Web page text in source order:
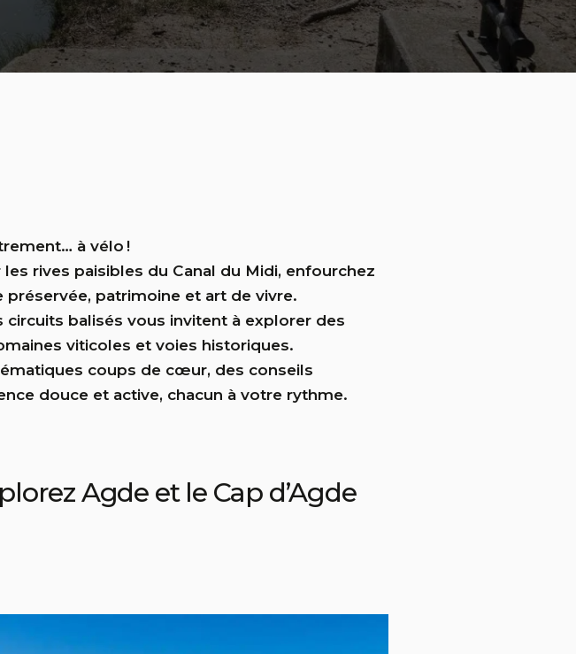
à vélo !
rives paisibles du Canal du Midi, enfourchez
patrimoine et art de vivre.
balisés vous invitent à explorer des
viticoles et voies historiques.
coups de cœur, des conseils
douce et active, chacun à votre rythme.
Agde et le Cap d’Agde